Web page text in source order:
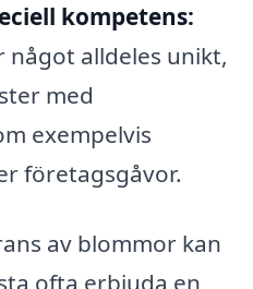
kompetens:
något alldeles unikt,
med
exempelvis
företagsgåvor.
av blommor kan
ofta erbjuda en